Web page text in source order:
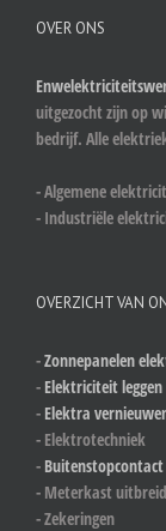
OVER ONS
uitgezocht zijn op
bedrijf. Alle
- Algemene
- Industriële
OVERZICHT VAN
-Zonnepanelen
- Elektriciteit leggen
- Elektra
- Elektrotechniek
-
- Meterkast
- Zekeringen